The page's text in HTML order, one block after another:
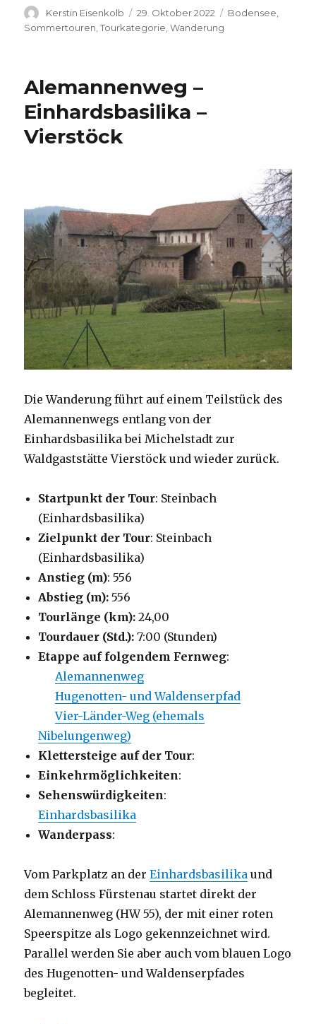
Autor
Kerstin Eisenkolb
Veröffentlicht
am
29. Oktober 2022 Kategorien
Bodensee
Sommertouren ,Tourkategorie ,Wanderung
Alemannenweg –
Einhardsbasilika –
Vierstöck
Die Wanderung führt auf einem Teilstück des
Alemannenwegs entlang von der
Einhardsbasilika bei Michelstadt zur
Waldgaststätte Vierstöck und wieder zurück.
Startpunkt der Tour: Steinbach
(Einhardsbasilika)
Zielpunkt der Tour: Steinbach
(Einhardsbasilika)
Anstieg (m): 556
Abstieg (m): 556
Tourlänge (km):24,00
Tourdauer (Std.): 7:00 (Stunden)
Etappe auf folgendem Fernweg:
Alemannenweg
Hugenotten- und Waldenserpfad
Vier-Länder-Weg (ehemals
Nibelungenweg)
Klettersteige auf der Tour:
Einkehrmöglichkeiten:
Sehenswürdigkeiten:
Einhardsbasilika
Wanderpass:
Vom Parkplatz an derEinhardsbasilika und
dem Schloss Fürstenau startet direkt der
Alemannenweg (HW 55), der mit einer roten
Speerspitze als Logo gekennzeichnet wird.
Parallel werden Sie aber auch vom blauen Logo
des Hugenotten- und Waldenserpfades
begleitet.